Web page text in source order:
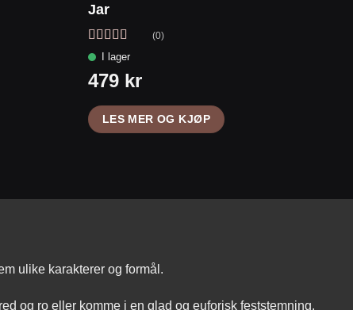
Jar
Vurdert5
(0)
LES MER OG KJØP
ulike karakterer og formål.
og ro eller komme i en glad og euforisk feststemning.